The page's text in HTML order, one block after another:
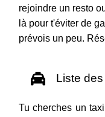
rejoindre un resto
là pour t'éviter de
prévois un peu.
Liste
Tu cherches un